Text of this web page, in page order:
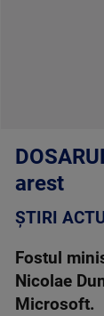
arest
ȘTIRI
Fostul
Nicolae
Microsoft.